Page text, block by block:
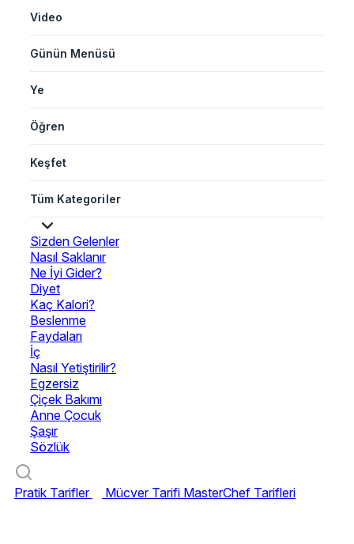
Video
Günün Menüsü
Ye
Öğren
Keşfet
Tüm Kategoriler
Sizden Gelenler
Nasıl Saklanır
Ne İyi Gider?
Diyet
Kaç Kalori?
Beslenme
Faydaları
İç
Nasıl Yetiştirilir?
Egzersiz
Çiçek Bakımı
Anne Çocuk
Şaşır
Sözlük
Pratik Tarifler Mücver Tarifi MasterChef Tarifleri